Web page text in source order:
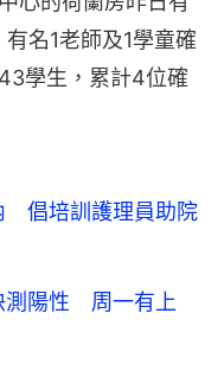
名1老師及1學童確
學生，累計4位確
倡培訓護理員助院
測陽性 周一有上